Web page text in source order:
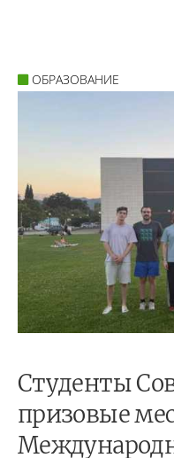
ОБРАЗОВАНИЕ
Студенты
призовые